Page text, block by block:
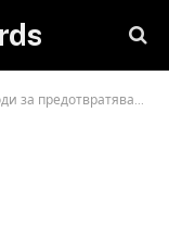
на аварии с водопроводни услуги в дома и бизнеса